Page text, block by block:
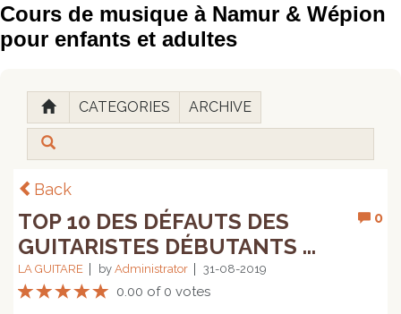
Cours de musique à Namur & Wépion
pour enfants et adultes
CATEGORIES ARCHIVE
Back
0
TOP 10 DES DÉFAUTS DES
GUITARISTES DÉBUTANTS ...
LA GUITARE by Administrator 31-08-2019
0.00 of 0 votes